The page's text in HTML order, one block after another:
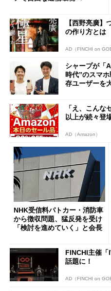
【西野亮廣】
の作り方とは
AD（FINCHI on
シャープが「
時代”のスマ
存ユーザーを
「え、こんな
以上が続々登
AD（Amazon）
NHK受信料パトカー・消防車
から徴収問題、猛反発を受け
「検討を進めていく」と会長
FINCHI主催「
話題に！
AD（FINCHI on